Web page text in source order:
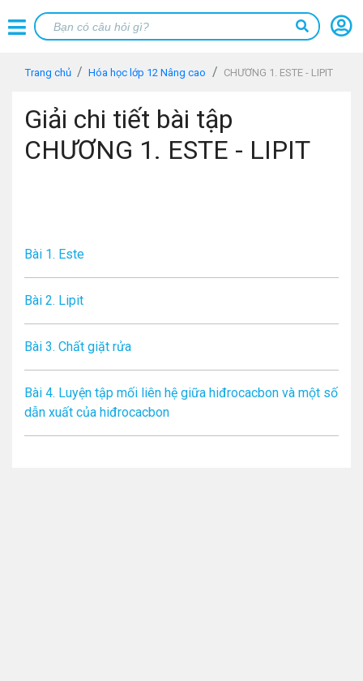
Trang chủ Hóa học lớp 12 Nâng cao CHƯƠNG 1. ESTE - LIPIT
Giải chi tiết bài tập
CHƯƠNG 1. ESTE - LIPIT
Bài 1. Este
Bài 2. Lipit
Bài 3. Chất giặt rửa
Bài 4. Luyện tập mối liên hệ giữa hiđrocacbon và một số
dẫn xuất của hiđrocacbon